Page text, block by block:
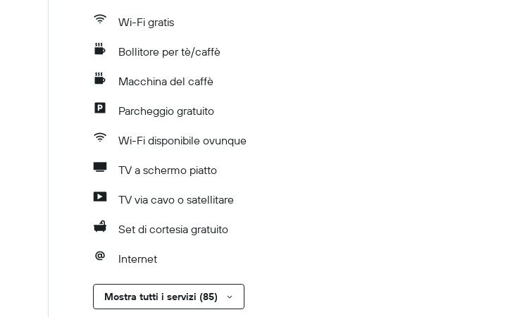
Wi-Fi gratis
Bollitore per tè/caffè
Macchina del caffè
Parcheggio gratuito
Wi-Fi disponibile ovunque
TV a schermo piatto
TV via cavo o satellitare
Set di cortesia gratuito
Internet
Mostra tutti i servizi (85)